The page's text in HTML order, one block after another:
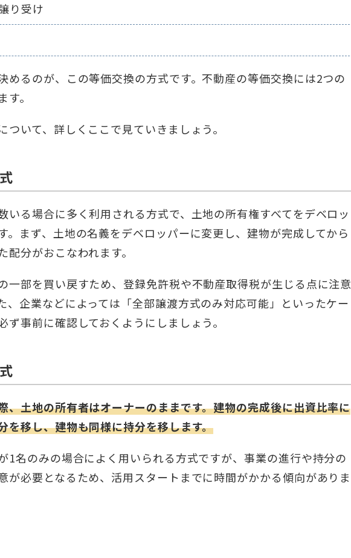
り受け
めるのが、この等価交換の方式です。不動産の等価交換には2つの
。
ついて、詳しくここで見ていきましょう。
いる場合に多く利用される方式で、土地の所有権すべてをデベロッ
。まず、土地の名義をデベロッパーに変更し、建物が完成してから
配分がおこなわれます。
一部を買い戻すため、登録免許税や不動産取得税が生じる点に注意
、企業などによっては「全部譲渡方式のみ対応可能」といったケー
ず事前に確認しておくようにしましょう。
、土地の所有者はオーナーのままです。建物の完成後に出資比率に
を移し、建物も同様に持分を移します。
1名のみの場合によく用いられる方式ですが、事業の進行や持分の
が必要となるため、活用スタートまでに時間がかかる傾向がありま